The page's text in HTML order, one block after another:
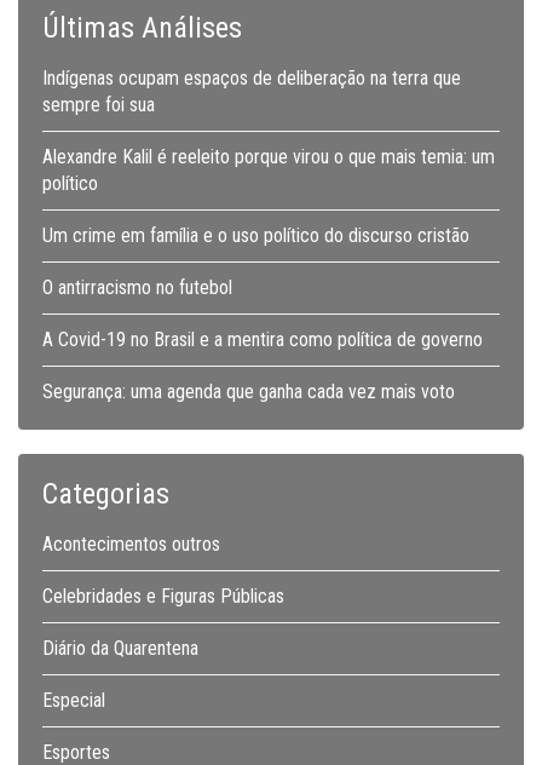
Últimas Análises
Indígenas ocupam espaços de deliberação na terra que
sempre foi sua
Alexandre Kalil é reeleito porque virou o que mais temia: um
político
Um crime em família e o uso político do discurso cristão
O antirracismo no futebol
A Covid-19 no Brasil e a mentira como política de governo
Segurança: uma agenda que ganha cada vez mais voto
Categorias
Acontecimentos outros
Celebridades e Figuras Públicas
Diário da Quarentena
Especial
Esportes